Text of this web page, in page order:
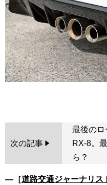
次の記事
最後のロ
RX-8。
ら？
―［道路交通ジャーナリス